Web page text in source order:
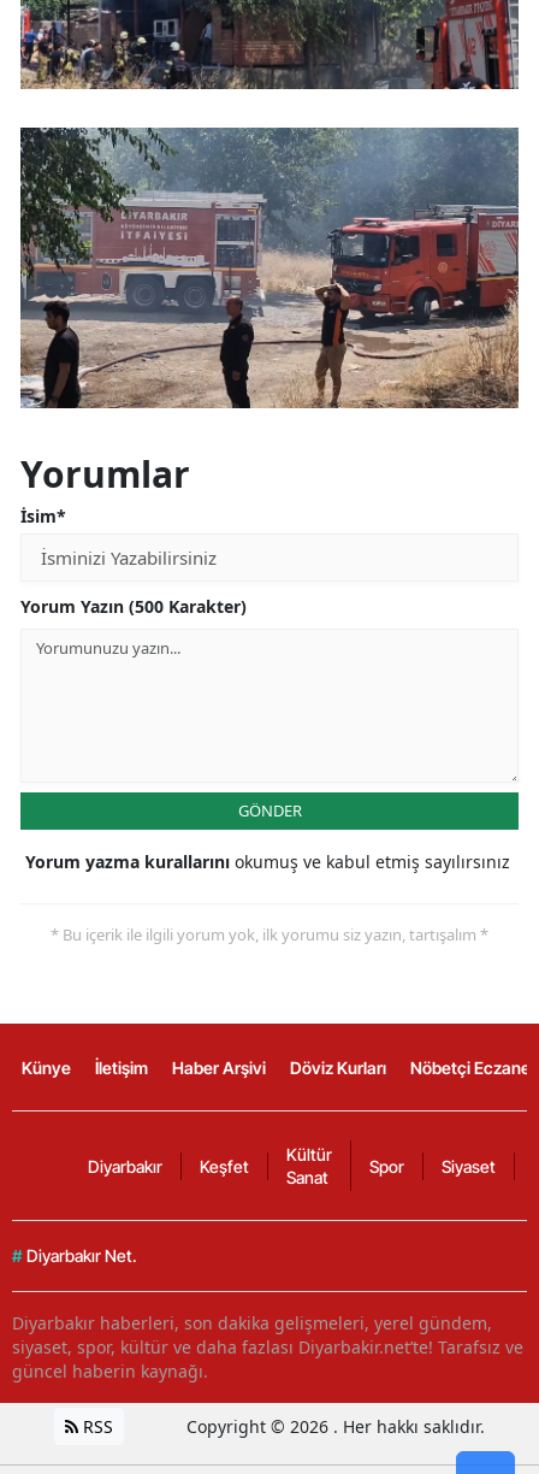
Yorumlar
İsim*
Yorum Yazın (500 Karakter)
GÖNDER
Yorum yazma kurallarını okumuş ve kabul etmiş sayılırsınız
* Bu içerik ile ilgili yorum yok, ilk yorumu siz yazın, tartışalım *
Künye İletişim Haber Arşivi Döviz Kurları Nöbetçi
Diyarbakır Keşfet
Kültür
Sanat
Spor Siyaset
# Diyarbakır Net.
Diyarbakır haberleri, son dakika gelişmeleri, yerel gündem,
siyaset, spor, kültür ve daha fazlası Diyarbakir.net’te! Tarafsız ve
güncel haberin kaynağı.
RSS Copyright © 2026 . Her hakkı saklıdır.